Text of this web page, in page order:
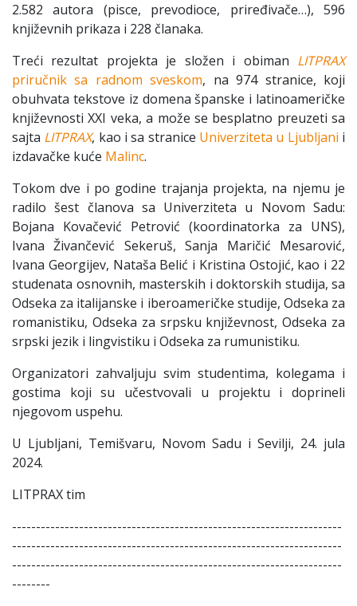
2.582 autora (pisce, prevodioce, priređivače…), 596
književnih prikaza i 228 članaka.
Treći rezultat projekta je složen i obiman LITPRAX
priručnik sa radnom sveskom, na 974 stranice, koji
obuhvata tekstove iz domena španske i latinoameričke
književnosti XXI veka, a može se besplatno preuzeti sa
sajta LITPRAX, kao i sa stranice Univerziteta u Ljubljani i
izdavačke kuće Malinc.
Tokom dve i po godine trajanja projekta, na njemu je
radilo šest članova sa Univerziteta u Novom Sadu:
Bojana Kovačević Petrović (koordinatorka za UNS),
Ivana Živančević Sekeruš, Sanja Maričić Mesarović,
Ivana Georgijev, Nataša Belić i Kristina Ostojić, kao i 22
studenata osnovnih, masterskih i doktorskih studija, sa
Odseka za italijanske i iberoameričke studije, Odseka za
romanistiku, Odseka za srpsku književnost, Odseka za
srpski jezik i lingvistiku i Odseka za rumunistiku.
Organizatori zahvaljuju svim studentima, kolegama i
gostima koji su učestvovali u projektu i doprineli
njegovom uspehu.
U Ljubljani, Temišvaru, Novom Sadu i Sevilji, 24. jula
2024.
LITPRAX tim
---------------------------------------------------------------------
---------------------------------------------------------------------
---------------------------------------------------------------------
--------